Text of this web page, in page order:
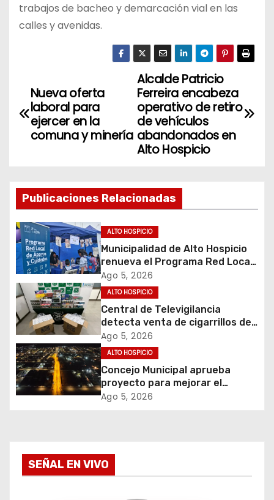
trabajos de bacheo y demarcación vial en las
calles y avenidas.
N
a
g
a
c
i
ó
n
d
e
e
r
Alcalde Patricio
Ferreira encabeza
operativo de retiro
de vehículos
abandonados en
Alto Hospicio
Nueva oferta
laboral para
ejercer en la
comuna y minería
Publicaciones Relacionadas
ALTO HOSPICIO
Municipalidad de Alto Hospicio
renueva el Programa Red Local
de Apoyos y Cuidados
Ago 5, 2026
ALTO HOSPICIO
Central de Televigilancia
detecta venta de cigarrillos de
contrabando y permite
incautación de más de 3 mil
cajetillas
Ago 5, 2026
ALTO HOSPICIO
Concejo Municipal aprueba
proyecto para mejorar el
alumbrado público del sector El
Ago 5, 2026
SEÑAL EN VIVO